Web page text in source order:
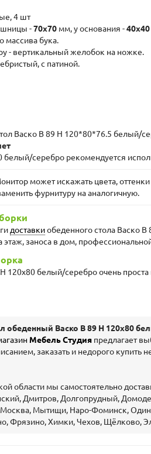
4 шт
-70x70 мм, у основания -40x40
массива бука.
- вертикальный желобок на ножке.
с патиной.
Васко В 89 Н 120*80*76.5 белый/
серебро рекомендуется
может искажать цвета,
фурнитуру на аналогичную.
доставкиобеденного стола Васко
этаж, заноса в дом,
120х80 белый/серебро очень
обеденный Васко В 89 Н 120х80
Мебель Студия предлагает
заказать и недорого
области мы самостоятельно
Дмитров, Долгопрудный,
Мытищи, Наро-Фоминск,
Фрязино, Химки, Чехов, Щёлково,